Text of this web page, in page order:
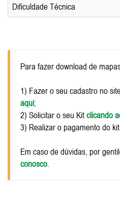
Dificuldade Técnica
Para fazer download de
1) Fazer o seu cadastro no
aqui;
2) Solicitar o seu Kit clicando
3) Realizar o pagamento do
Em caso de dúvidas, por
conosco.